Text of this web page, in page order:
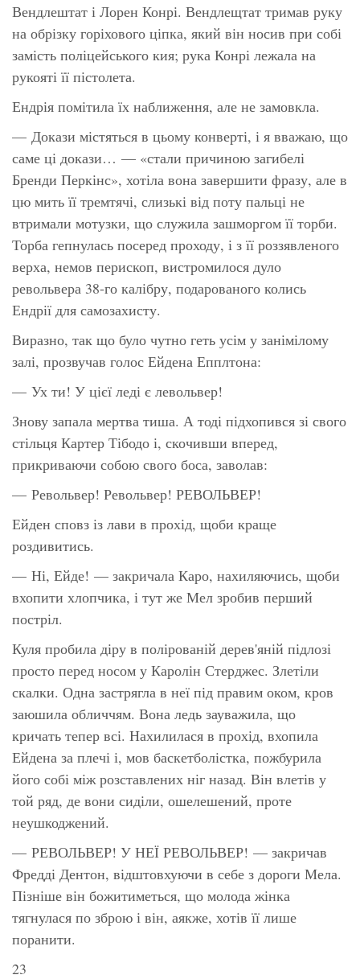
Вендлештат і Лорен Конрі. Вендлещтат тримав руку
на обрізку горіхового ціпка, який він носив при собі
замість поліцейського кия; рука Конрі лежала на
рукояті її пістолета.
Ендрія помітила їх наближення, але не замовкла.
— Докази містяться в цьому конверті, і я вважаю, що
саме ці докази… — «стали причиною загибелі
Бренди Перкінс», хотіла вона завершити фразу, але в
цю мить її тремтячі, слизькі від поту пальці не
втримали мотузки, що служила зашморгом її торби.
Торба гепнулась посеред проходу, і з її роззявленого
верха, немов перископ, вистромилося дуло
револьвера 38-го калібру, подарованого колись
Ендрії для самозахисту.
Виразно, так що було чутно геть усім у занімілому
залі, прозвучав голос Ейдена Епплтона:
— Ух ти! У цієї леді є левольвер!
Знову запала мертва тиша. А тоді підхопився зі свого
стільця Картер Тібодо і, скочивши вперед,
прикриваючи собою свого боса, заволав:
— Револьвер! Револьвер! РЕВОЛЬВЕР!
Ейден сповз із лави в прохід, щоби краще
роздивитись.
— Ні, Ейде! — закричала Каро, нахиляючись, щоби
вхопити хлопчика, і тут же Мел зробив перший
постріл.
Куля пробила діру в полірованій дерев'яній підлозі
просто перед носом у Каролін Стерджес. Злетіли
скалки. Одна застрягла в неї під правим оком, кров
заюшила обличчям. Вона ледь зауважила, що
кричать тепер всі. Нахилилася в прохід, вхопила
Ейдена за плечі і, мов баскетболістка, пожбурила
його собі між розставлених ніг назад. Він влетів у
той ряд, де вони сиділи, ошелешений, проте
неушкоджений.
— РЕВОЛЬВЕР! У НЕЇ РЕВОЛЬВЕР! — закричав
Фредді Дентон, відштовхуючи в себе з дороги Мела.
Пізніше він божитиметься, що молода жінка
тягнулася по зброю і він, аякже, хотів її лише
поранити.
23